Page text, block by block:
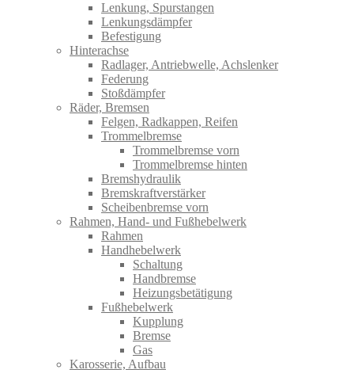
Lenkung, Spurstangen
Lenkungsdämpfer
Befestigung
Hinterachse
Radlager, Antriebwelle, Achslenker
Federung
Stoßdämpfer
Räder, Bremsen
Felgen, Radkappen, Reifen
Trommelbremse
Trommelbremse vorn
Trommelbremse hinten
Bremshydraulik
Bremskraftverstärker
Scheibenbremse vorn
Rahmen, Hand- und Fußhebelwerk
Rahmen
Handhebelwerk
Schaltung
Handbremse
Heizungsbetätigung
Fußhebelwerk
Kupplung
Bremse
Gas
Karosserie, Aufbau